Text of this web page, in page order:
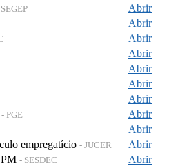
Abrir
Abrir
Abrir
Abrir
Abrir
Abrir
Abrir
- PGE
Abrir
Abrir
empregatício - JUCER
Abrir
- SESDEC
Abrir